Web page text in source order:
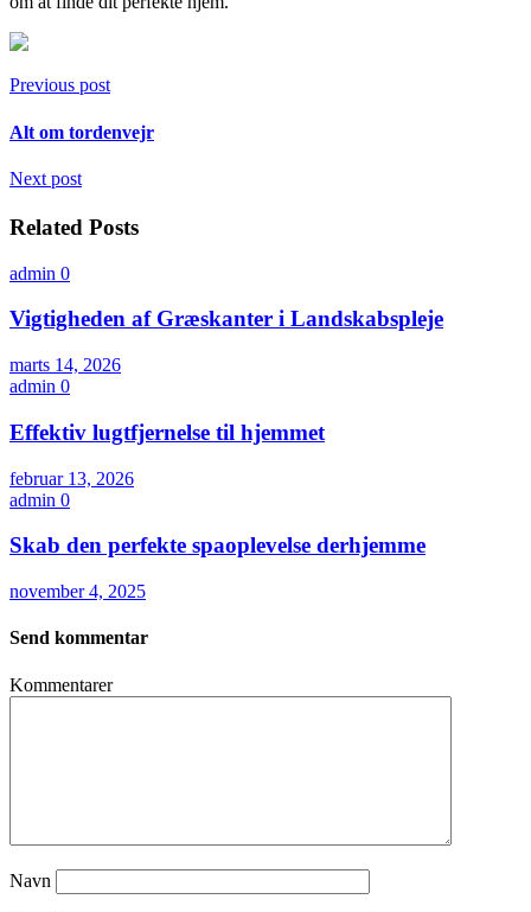
Previous post
Alt om tordenvejr
Next post
Related Posts
admin 0
Vigtigheden af Græskanter i Landskabspleje
marts 14, 2026
admin 0
Effektiv lugtfjernelse til hjemmet
februar 13, 2026
admin 0
Skab den perfekte spaoplevelse derhjemme
november 4, 2025
Send kommentar
Kommentarer
Navn